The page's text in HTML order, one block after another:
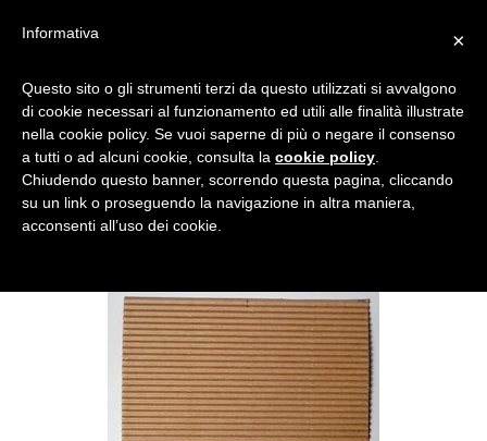
RETTANGOLO
×
Informativa
Questo sito o gli strumenti terzi da questo utilizzati si avvalgono
di cookie necessari al funzionamento ed utili alle finalità illustrate
nella cookie policy. Se vuoi saperne di più o negare il consenso
a tutti o ad alcuni cookie, consulta la cookie policy
Chiudendo questo banner, scorrendo questa pagina, cliccando
su un link o proseguendo la navigazione in altra maniera,
acconsenti all’uso dei cookie.